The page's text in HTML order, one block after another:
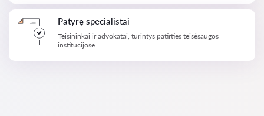
Patyrę specialistai
Teisininkai ir advokatai, turintys patirties teisėsaugos
institucijose